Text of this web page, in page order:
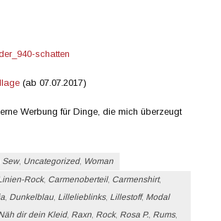
(ab 07.07.2017)
Werbung für Dinge, die mich überzeugt
Sew, Uncategorized, Woman
Rock, Carmenoberteil, Carmenshirt,
, Dunkelblau, Lillelieblinks, Lillestoff, Modal
dir dein Kleid, Raxn, Rock, Rosa P., Rums,